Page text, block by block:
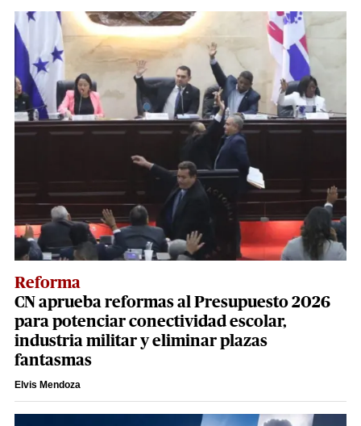
Reforma
CN aprueba reformas al Presupuesto 2026
para potenciar conectividad escolar,
industria militar y eliminar plazas
fantasmas
Elvis Mendoza